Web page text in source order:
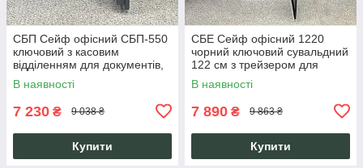
СБП Сейф офісний СБП-550
ключовий з касовим
відділенням для документів,
грошей, антрацитово-сірий
В наявності
7 230 ₴ 9 038 ₴
Купити
СБЕ Сейф офісний 1220
чорний ключовий сувальдний
122 см з трейзером для
документів та грошей
В наявності
7 890 ₴ 9 863 ₴
Купити